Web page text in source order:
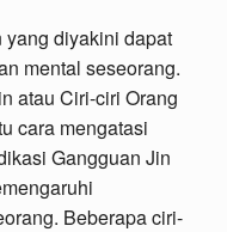
diyakini dapat
mental seseorang.
atau Ciri-ciri Orang
cara mengatasi
Gangguan Jin
Beberapa ciri-